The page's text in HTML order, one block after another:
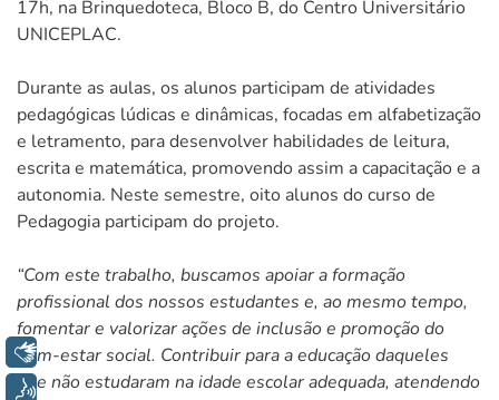
17h, na Brinquedoteca, Bloco B, do Centro Universitário
UNICEPLAC.
Durante as aulas, os alunos participam de atividades
pedagógicas lúdicas e dinâmicas, focadas em alfabetização
e letramento, para desenvolver habilidades de leitura,
escrita e matemática, promovendo assim a capacitação e a
autonomia. Neste semestre, oito alunos do curso de
Pedagogia participam do projeto.
“Com este trabalho, buscamos apoiar a formação
profissional dos nossos estudantes e, ao mesmo tempo,
fomentar e valorizar ações de inclusão e promoção do
bem-estar social. Contribuir para a educação daqueles
que não estudaram na idade escolar adequada, atendendo
Libras
Voz